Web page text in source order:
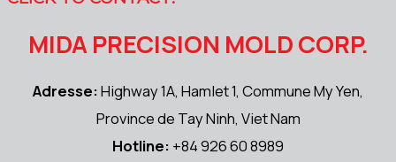
MIDA PRECISION MOLD CORP.
Adresse:Highway 1A, Hamlet 1, Commune My Yen,
Province de Tay Ninh, Viet Nam
Hotline: +84 926 60 8989